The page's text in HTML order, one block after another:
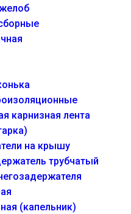
карнизная лента
на крышу
трубчатый
(капельник)